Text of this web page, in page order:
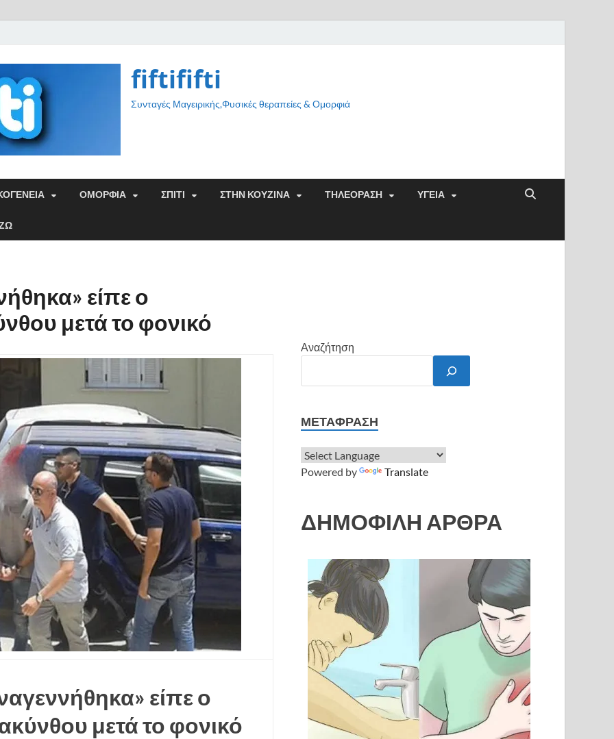
fiftififti
Συνταγές Μαγειρικής,Φυσικές θεραπείες & Ομορφιά
ΟΜΟΡΦΙΑ ΣΠΙΤΙ ΣΤΗΝ ΚΟΥΖΙΝΑ ΤΗΛΕΟΡΑΣΗ ΥΓΕΙΑ
είπε ο
μετά το φονικό
είπε ο
μετά το φονικό
Αναζήτηση
ΜΕΤΆΦΡΑΣΗ
Powered by Translate
ΔΗΜΟΦΙΛΗ ΑΡΘΡΑ